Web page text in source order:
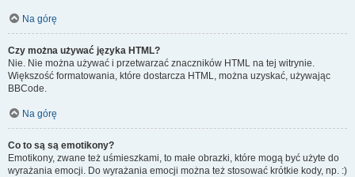
Na górę
Czy można używać języka HTML?
Nie. Nie można używać i przetwarzać znaczników HTML na tej witrynie.
Większość formatowania, które dostarcza HTML, można uzyskać, używając
BBCode.
Na górę
Co to są są emotikony?
Emotikony, zwane też uśmieszkami, to małe obrazki, które mogą być użyte do
wyrażania emocji. Do wyrażania emocji można też stosować krótkie kody, np. :)